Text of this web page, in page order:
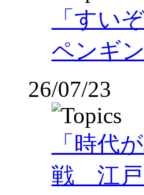
「すい
ペンギ
26/07/23
「時代
戦 江戸